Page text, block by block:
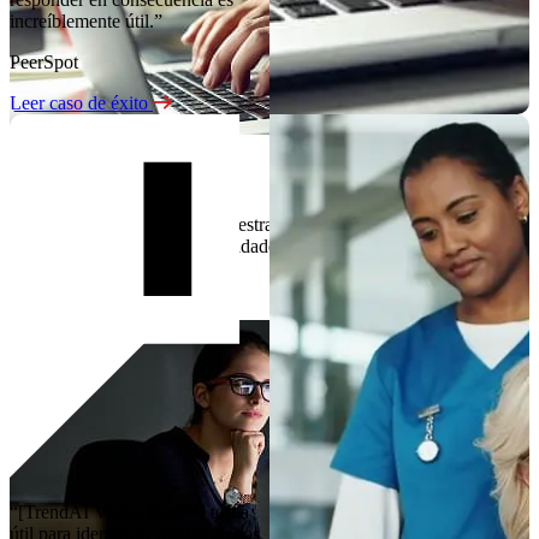
increíblemente útil.”
PeerSpot
Leer caso de éxito
“[TrendAI Vision One™] torna
útil para identificar puntos ciegos
Explore las capacidades de nuestra plataforma a su propio ritmo y
vea cómo respaldan sus necesidades de seguridad y cumplimiento